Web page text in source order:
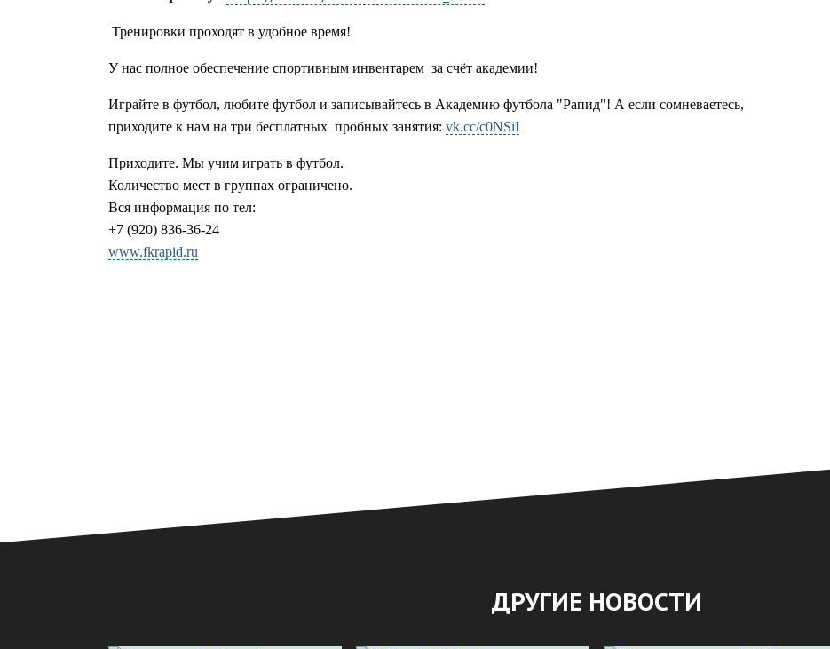
Тренировки проходят в удобное время!
У нас полное обеспечение спортивным инвентарем за счёт академии!
Играйте в футбол, любите футбол и записывайтесь в Академию футбола "Рапид"! А если сомневаетесь,
приходите к нам на три бесплатных пробных занятия: vk.cc/c0NSiI
Приходите. Мы учим играть в футбол.
Количество мест в группах ограничено.
Вся информация по тел:
+7 (920) 836-36-24
www.fkrapid.ru
ДРУГИЕ НОВОСТИ